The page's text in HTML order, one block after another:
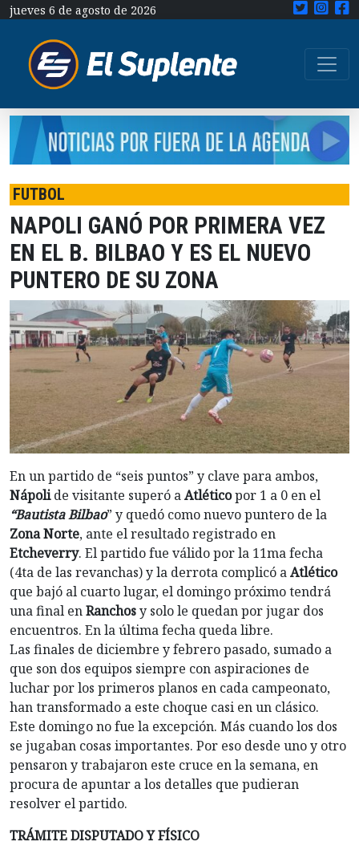
jueves 6 de agosto de 2026
FUTBOL
NAPOLI GANÓ POR PRIMERA VEZ
EN EL B. BILBAO Y ES EL NUEVO
PUNTERO DE SU ZONA
En un partido de “seis puntos” y clave para ambos,
Nápolide visitante superó aAtléticopor 1 a 0 en el
“Bautista Bilbao” y quedó como nuevo puntero de la
Zona Norte, ante el resultado registrado en
Etcheverry. El partido fue válido por la 11ma fecha
(4ta de las revanchas) y la derrota complicó aAtlético
que bajó al cuarto lugar, el domingo próximo tendrá
una final enRanchosy solo le quedan por jugar dos
encuentros. En la última fecha queda libre.
Las finales de diciembre y febrero pasado, sumado a
que son dos equipos siempre con aspiraciones de
luchar por los primeros planos en cada campeonato,
han transformado a este choque casi en un clásico.
Este domingo no fue la excepción. Más cuando los dos
se jugaban cosas importantes. Por eso desde uno y otro
pensaron y trabajaron este cruce en la semana, en
procura de apuntar a los detalles que pudieran
resolver el partido.
TRÁMITE DISPUTADO Y FÍSICO